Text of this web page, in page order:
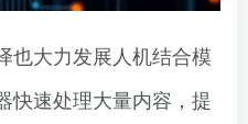
也大力发展人机结合模
速处理大量内容，提